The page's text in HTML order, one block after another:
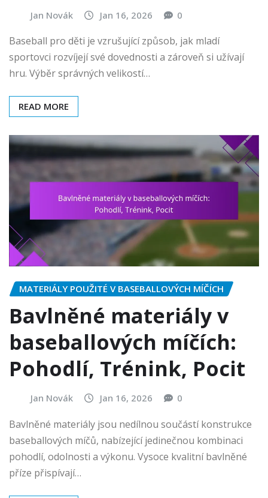
Jan Novák Jan 16, 2026 0
Baseball pro děti je vzrušující způsob, jak mladí
sportovci rozvíjejí své dovednosti a zároveň si užívají
hru. Výběr správných velikostí…
READ MORE
MATERIÁLY POUŽITÉ V BASEBALLOVÝCH MÍČÍCH
Bavlněné materiály v
baseballových míčích:
Pohodlí, Trénink, Pocit
Jan Novák Jan 16, 2026 0
Bavlněné materiály jsou nedílnou součástí konstrukce
baseballových míčů, nabízející jedinečnou kombinaci
pohodlí, odolnosti a výkonu. Vysoce kvalitní bavlněné
příze přispívají…